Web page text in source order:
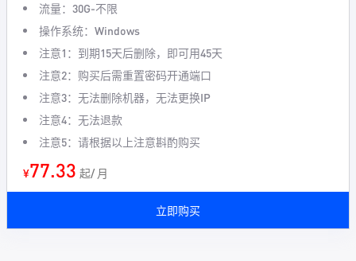
流量：30G-不限
操作系统：Windows
注意1：到期15天后删除，即可用45天
注意2：购买后需重置密码开通端口
注意3：无法删除机器，无法更换IP
注意4：无法退款
注意5：请根据以上注意斟酌购买
¥77.33 起/ 月
立即购买